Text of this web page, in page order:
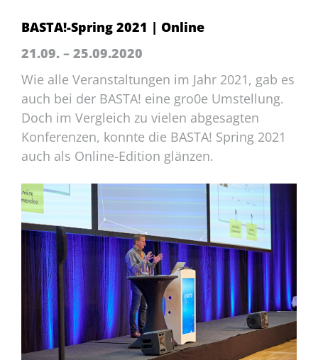
BASTA!-Spring 2021 | Online
21.09. – 25.09.2020
Wie alle Veranstaltungen im Jahr 2021, gab es
auch bei der BASTA! eine gro0e Umstellung.
Doch im Vergleich zu vielen abgesagten
Konferenzen, konnte die BASTA! Spring 2021
auch als Online-Edition glänzen.